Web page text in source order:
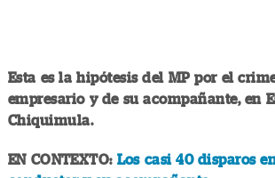
Esta es la hipótesis del MP por el
empresario y de su acompañante, en
Chiquimula.
EN CONTEXTO: Los casi 40 disparos